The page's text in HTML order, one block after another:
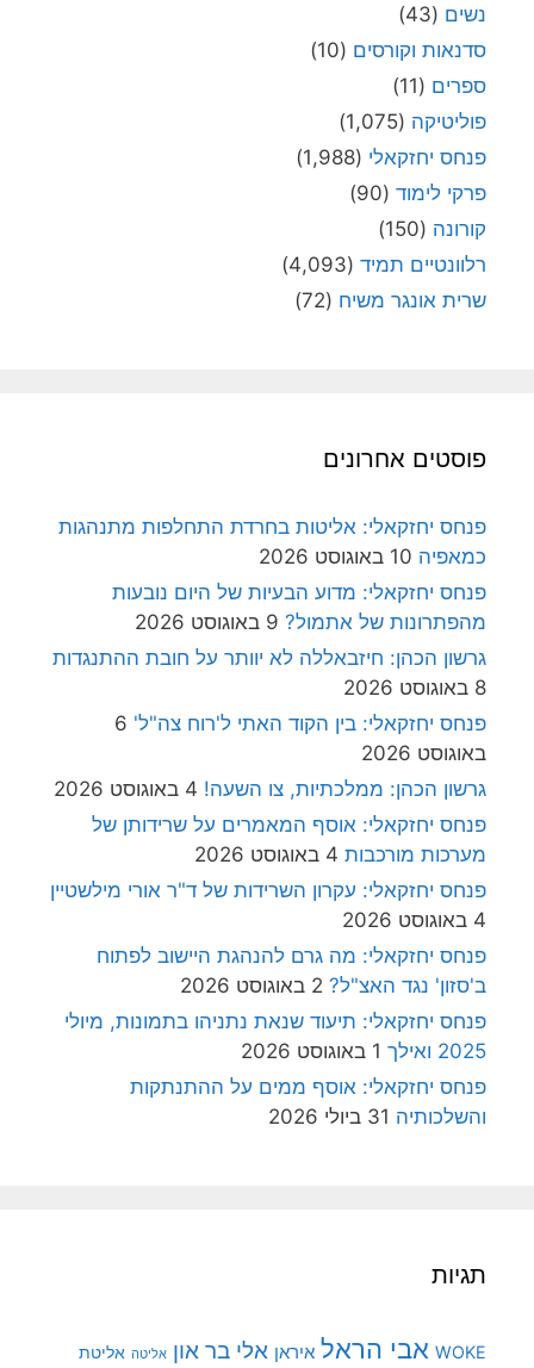
נשים (43)
סדנאות וקורסים (10)
ספרים (11)
פוליטיקה (1,075)
פנחס יחזקאלי (1,988)
פרקי לימוד (90)
קורונה (150)
רלוונטיים תמיד (4,093)
שרית אונגר משיח (72)
פוסטים אחרונים
פנחס יחזקאלי: אליטות בחרדת התחלפות מתנהגות
כמאפיה 10 באוגוסט 2026
פנחס יחזקאלי: מדוע הבעיות של היום נובעות
מהפתרונות של אתמול? 9 באוגוסט 2026
גרשון הכהן: חיזבאללה לא יוותר על חובת ההתנגדות
8 באוגוסט 2026
פנחס יחזקאלי: בין הקוד האתי ל'רוח צה"ל' 6
באוגוסט 2026
גרשון הכהן: ממלכתיות, צו השעה! 4 באוגוסט 2026
פנחס יחזקאלי: אוסף המאמרים על שרידותן של
מערכות מורכבות 4 באוגוסט 2026
פנחס יחזקאלי: עקרון השרידות של ד"ר אורי מילשטיין
4 באוגוסט 2026
פנחס יחזקאלי: מה גרם להנהגת היישוב לפתוח
ב'סזון' נגד האצ"ל? 2 באוגוסט 2026
פנחס יחזקאלי: תיעוד שנאת נתניהו בתמונות, מיולי
2025 ואילך
1 באוגוסט 2026
פנחס יחזקאלי: אוסף ממים על ההתנתקות
והשלכותיה 31 ביולי 2026
תגיות
WOKE אבי הראל איראן אלי בר און אליטה אליטת